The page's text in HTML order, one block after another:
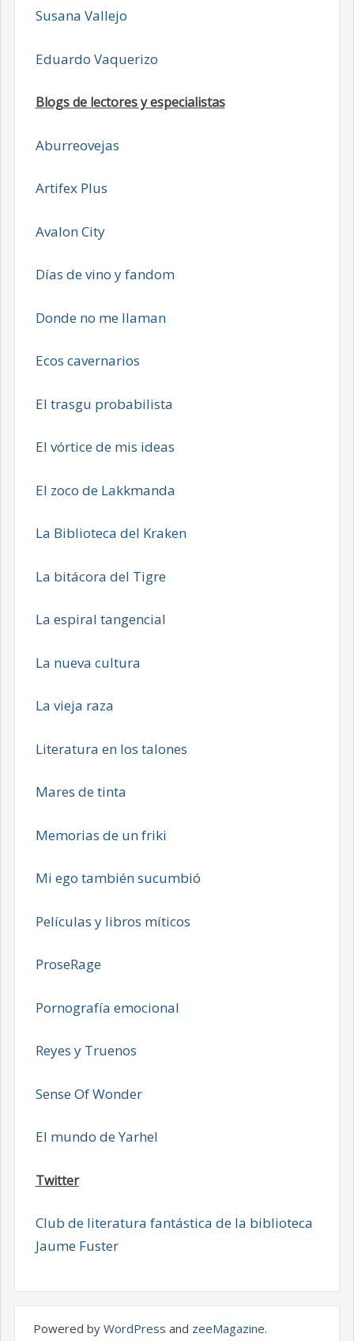
Susana Vallejo
Eduardo Vaquerizo
Blogs de lectores y especialistas
Aburreovejas
Artifex Plus
Avalon City
Días de vino y fandom
Donde no me llaman
Ecos cavernarios
El trasgu probabilista
El vórtice de mis ideas
El zoco de Lakkmanda
La Biblioteca del Kraken
La bitácora del Tigre
La espiral tangencial
La nueva cultura
La vieja raza
Literatura en los talones
Mares de tinta
Memorias de un friki
Mi ego también sucumbió
Películas y libros míticos
ProseRage
Pornografía emocional
Reyes y Truenos
Sense Of Wonder
El mundo de Yarhel
Twitter
Club de literatura fantástica de la biblioteca
Jaume Fuster
Powered by WordPress and zeeMagazine.